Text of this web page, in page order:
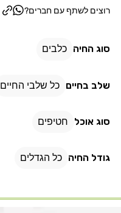
עצמות
עוף
גרם
עצמות
עוף
גרם
רוצים לשתף עם חברים?
סוג החיה כלבים
שלב בחיים כל שלבי החיים
סוג אוכל חטיפים
גודל החיה כל הגדלים